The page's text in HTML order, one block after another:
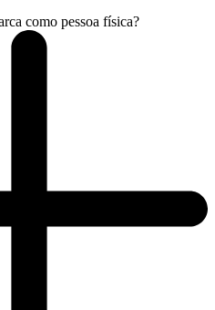
como pessoa física?